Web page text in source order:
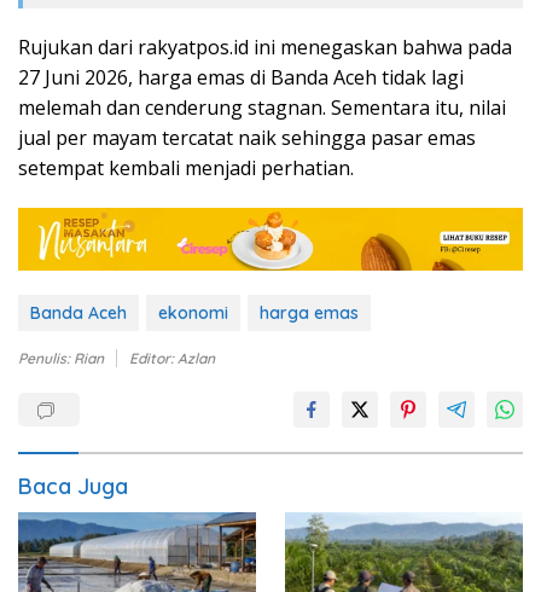
Rujukan dari rakyatpos.id ini menegaskan bahwa pada
27 Juni 2026, harga emas di Banda Aceh tidak lagi
melemah dan cenderung stagnan. Sementara itu, nilai
jual per mayam tercatat naik sehingga pasar emas
setempat kembali menjadi perhatian.
Banda Aceh ekonomi harga emas
Penulis: Rian Editor: Azlan
Baca Juga